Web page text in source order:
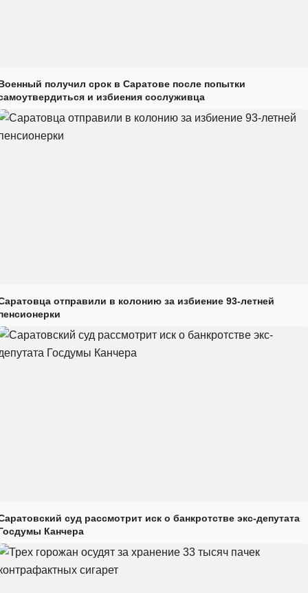
получил срок в Саратове после попытки
и избиения сослуживца
отправили в колонию за избиение 93-летней
суд рассмотрит иск о банкротстве экс-депутата
Канчера